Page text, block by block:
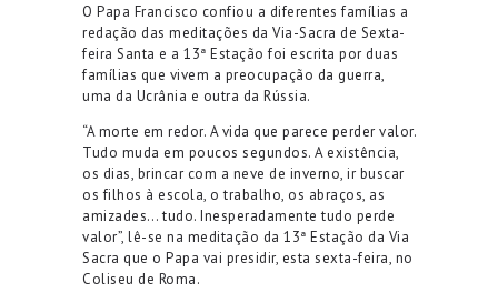
O Papa Francisco confiou a diferentes famílias a
redação das meditações da Via-Sacra de Sexta-
feira Santa e a 13ª Estação foi escrita por duas
famílias que vivem a preocupação da guerra,
uma da Ucrânia e outra da Rússia.
“A morte em redor. A vida que parece perder valor.
Tudo muda em poucos segundos. A existência,
os dias, brincar com a neve de inverno, ir buscar
os filhos à escola, o trabalho, os abraços, as
amizades… tudo. Inesperadamente tudo perde
valor”, lê-se na meditação da 13ª Estação da Via
Sacra que o Papa vai presidir, esta sexta-feira, no
Coliseu de Roma.